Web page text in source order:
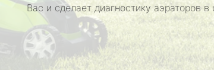
Вас и сделает диагностику аэраторов